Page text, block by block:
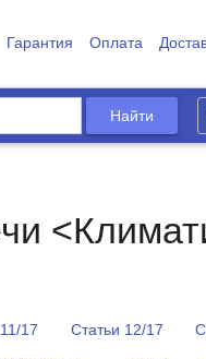
Гарантия Оплата
17 Статьи 12/17